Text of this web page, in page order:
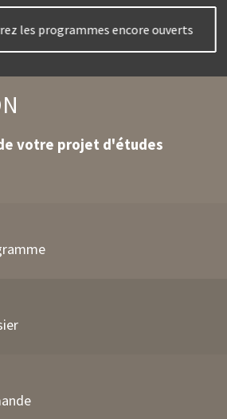
programmes encore ouverts
votre projet d'études